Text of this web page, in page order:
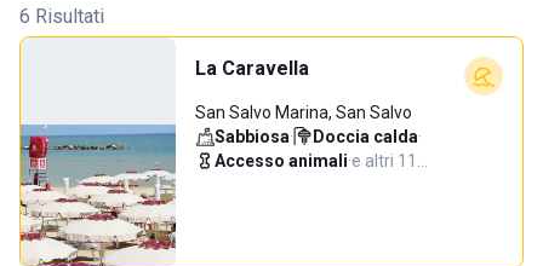
6 Risultati
La Caravella
San Salvo Marina, San Salvo
Sabbiosa· Doccia calda·
Accesso animali·e altri 11…